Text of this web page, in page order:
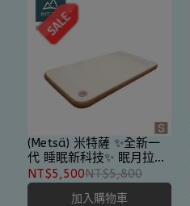
(Metsä) 米特薩 ✨全新一
代 睡眠新科技✨ 眠月拉絲
充氣床-輕柔版(TPU) 獨家
專利 Spider Web 結構設
NT$5,500NT$5,800
加入購物車